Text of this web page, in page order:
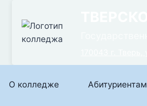
О колледже Абитуриентам